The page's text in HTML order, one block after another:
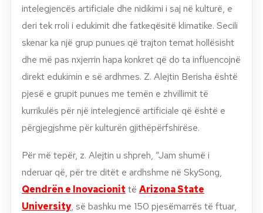
intelegjencës artificiale dhe nidikimi i saj në kulturë, e
deri tek rroli i edukimit dhe fatkeqësitë klimatike. Secili
skenar ka një grup punues që trajton temat hollësisht
dhe më pas nxjerrin hapa konkret që do ta influencojnë
direkt edukimin e së ardhmes. Z. Alejtin Berisha është
pjesë e grupit punues me temën e zhvillimit të
kurrikulës për një intelegjencë artificiale që është e
përgjegjshme për kulturën gjithëpërfshirëse.
Për më tepër, z. Alejtin u shpreh, “Jam shumë i
nderuar që, për tre ditët e ardhshme në SkySong,
Qendrën e Inovacionit të Arizona State
University, së bashku me 150 pjesëmarrës të ftuar,